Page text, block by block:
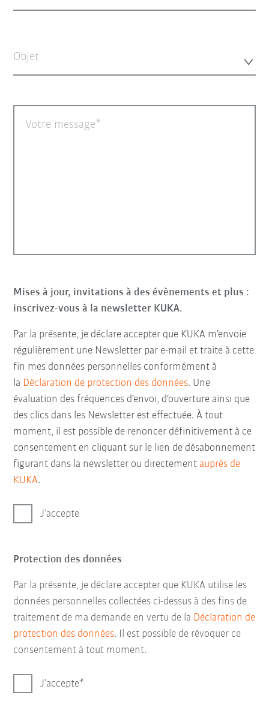
Objet
Votre message
Mises à jour, invitations à des évènements et plus :
inscrivez-vous à la newsletter KUKA.
Par la présente, je déclare accepter que KUKA m’envoie
régulièrement une Newsletter par e-mail et traite à cette
fin mes données personnelles conformément à
la Déclaration de protection des données. Une
évaluation des fréquences d’envoi, d’ouverture ainsi que
des clics dans les Newsletter est effectuée. À tout
moment, il est possible de renoncer définitivement à ce
consentement en cliquant sur le lien de désabonnement
figurant dans la newsletter ou directement auprès de
KUKA.
J’accepte
Protection des données
Par la présente, je déclare accepter que KUKA utilise les
données personnelles collectées ci-dessus à des fins de
traitement de ma demande en vertu de la Déclaration de
protection des données. Il est possible de révoquer ce
consentement à tout moment.
J’accepte